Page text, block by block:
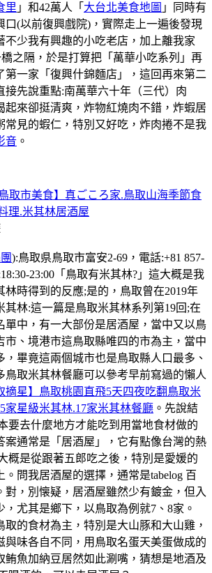
里 」和42萬人「 大台北美食地圖 」同時有
口(以前復興戲院)，實際走上一遍後發現
不少我有興趣的小吃老店，加上離我家
之隔，於是打算把「萬華小吃系列」再
第一家「復興什錦麵店」，這回再來第二
接先說重點:南萬華六十年（三代）肉
起來卻挺清爽，炸物紅燒肉不錯，炸蝦居
常見的蝦仁，特別又好吃，炸肉捲不是我
音 。
取市美食】真ごころ家.鳥取山海季節食
理.米其林居酒屋
):鳥取県鳥取市富安2-69，電話:+81 857-
23:00「鳥取有米其林?」這大概是我
林時得到的反應;是的，鳥取曾在2019年
其林:這一篇是鳥取米其林系列第19回;在
單中，有一大部份是居酒屋，當中又以鳥
市、境港市這鳥取縣唯四的市為主，當中
，畢竟這兩個城市也是鳥取縣人口最多、
鳥取米其林餐廳可以參考早前寫過的懶人
摘星】鳥取桃園直飛5天四夜吃翻鳥取米
家星級米其林.17家米其林餐廳 。先說結
要去什麼地方才能吃到用當地食材做的
案通常是「居酒屋」，它有點像台灣的熱
概是從跟著五郎吃之後，特別是愛媛的
。問我居酒屋的選擇，通常是tabelog 百
對，別懐疑，居酒屋雖然少有鍍金，但入
尤其是鄉下，以鳥取為例就7、8家。
取的食材為主，特別是大山豚和大山雞，
與味各自不同，用鳥取名蛋天美蛋做成的
鲔魚加納豆居然如此涮嘴，猜想是地酒及